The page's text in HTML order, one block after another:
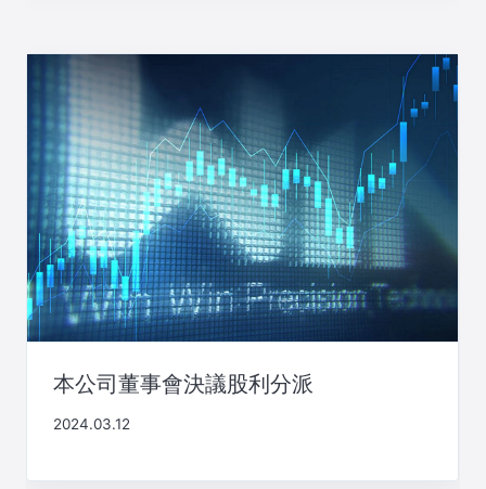
本公司董事會決議股利分派
2024.03.12